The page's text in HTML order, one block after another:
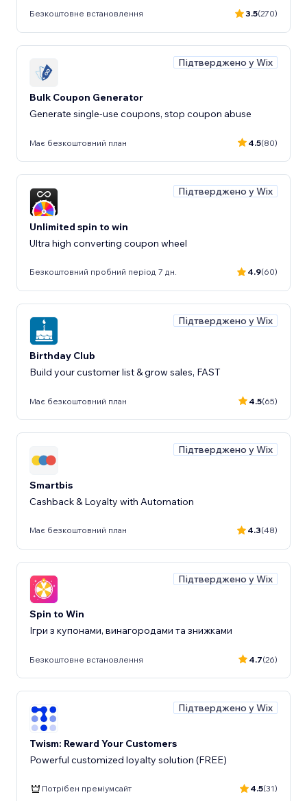
Безкоштовне встановлення 3.5(270)
Підтверджено у Wix
Bulk Coupon Generator
Generate single-use coupons, stop coupon abuse
Має безкоштовний план 4.5(80)
Підтверджено у Wix
Unlimited spin to win
Ultra high converting coupon wheel
Безкоштовний пробний період 7 дн. 4.9(60)
Підтверджено у Wix
Birthday Club
Build your customer list & grow sales, FAST
Має безкоштовний план 4.5(65)
Підтверджено у Wix
Smartbis
Cashback & Loyalty with Automation
Має безкоштовний план 4.3(48)
Підтверджено у Wix
Spin to Win
Ігри з купонами, винагородами та знижками
Безкоштовне встановлення 4.7(26)
Підтверджено у Wix
Twism: Reward Your Customers
Powerful customized loyalty solution (FREE)
Потрібен преміумсайт 4.5(31)